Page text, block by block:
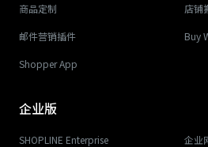
商品定制 店铺
邮件营销插件 Buy
Shopper App
企业版
SHOPLINE Enterprise 企业